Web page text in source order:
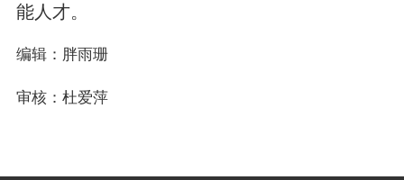
能人才。
编辑：胖雨珊
审核：杜爱萍